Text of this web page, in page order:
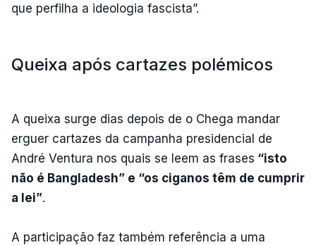
que perfilha a ideologia fascista”.
Queixa após cartazes polémicos
A queixa surge dias depois de o Chega mandar
erguer cartazes da campanha presidencial de
André Ventura nos quais se leem as frases “isto
não é Bangladesh” e “os ciganos têm de cumprir
a lei”.
A participação faz também referência a uma